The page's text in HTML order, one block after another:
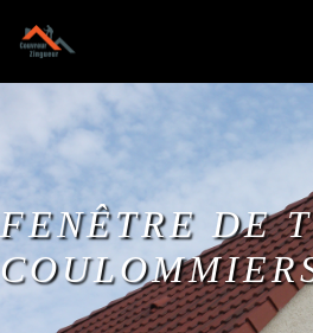
FENÊTRE DE